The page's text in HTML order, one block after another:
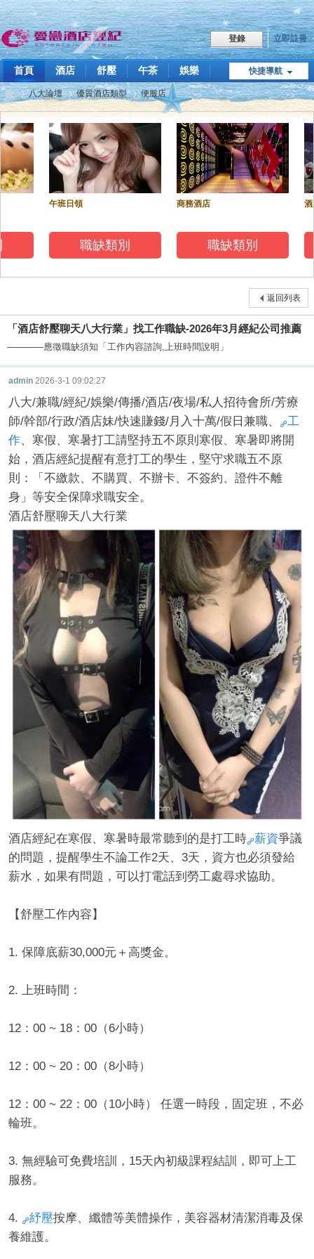
登錄 立即註冊
快捷導航
首頁 酒店 舒壓 午茶
娛樂
職缺
點我LINE 飯局傳播 技巧教學 關於我們
愛
酒
紀
八大論壇
›
優質酒店類型
›
便服店
午班日領
職缺類別
商務酒店
職缺類別
酒
返回列表
「酒店舒壓聊天八大行業」找工作職缺-2026年3月經紀公司推薦
————應徵職缺須知「工作內容諮詢,上班時間說明」
admin 2026-3-1 09:02:27
八大/兼職/經紀/娛樂/傳播/酒店/夜場/私人招待會所/芳療
師/幹部/行政/酒店妹/快速賺錢/月入十萬/假日兼職、
工
作、寒假、寒暑打工請堅持五不原則寒假、寒暑即將開
始，酒店經紀提醒有意打工的學生，堅守求職五不原
則：「不繳款、不購買、不辦卡、不簽約、證件不離
身」等安全保障求職安全。
酒店舒壓聊天八大行業
酒店經紀在寒假、寒暑時最常聽到的是打工時 薪資爭議
的問題，提醒學生不論工作2天、3天，資方也必須發給
薪水，如果有問題，可以打電話到勞工處尋求協助。
【舒壓工作內容】
1. 保障底薪30,000元＋高獎金。
2. 上班時間：
12：00 ~ 18：00（6小時）
12：00 ~ 20：00（8小時）
12：00 ~ 22：00（10小時） 任選一時段，固定班，不必
輪班。
3. 無經驗可免費培訓，15天內初級課程結訓，即可上工
服務。
4. 紓壓按摩、纖體等美體操作，美容器材清潔消毒及保
養維護。